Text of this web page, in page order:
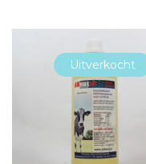
Uitverkocht